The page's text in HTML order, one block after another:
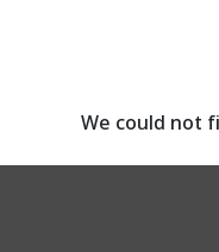
assignment ลงทะเบียน
We could not